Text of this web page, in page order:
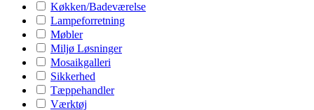
Køkken/Badeværelse
Lampeforretning
Møbler
Miljø Løsninger
Mosaikgalleri
Sikkerhed
Tæppehandler
Værktøj